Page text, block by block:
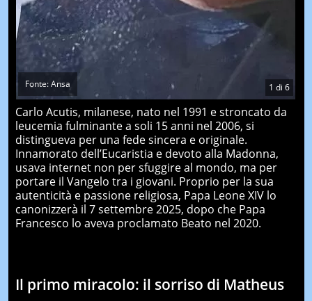
1 di 6
Fonte: Ansa
Carlo Acutis, milanese, nato nel 1991 e stroncato da
leucemia fulminante a soli 15 anni nel 2006, si
distingueva per una fede sincera e originale.
Innamorato dell’Eucaristia e devoto alla Madonna,
usava internet non per sfuggire al mondo, ma per
portare il Vangelo tra i giovani. Proprio per la sua
autenticità e passione religiosa, Papa Leone XIV lo
canonizzerà il 7 settembre 2025, dopo che Papa
Francesco lo aveva proclamato Beato nel 2020.
Il primo miracolo: il sorriso di Matheus